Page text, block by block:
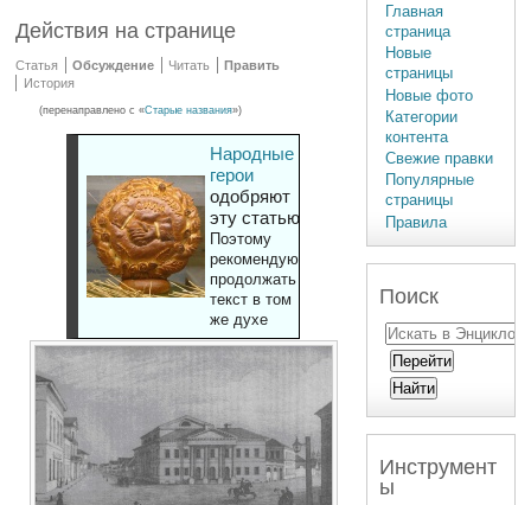
Действия на странице
Статья Обсуждение Читать
Править
История
(перенаправлено с «Старые названия»)
Народные
герои
одобряют
эту статью
Поэтому
рекомендуют
продолжать
текст в том
же духе
Главная
страница
Новые
страницы
Новые фото
Категории
контента
Свежие правки
Популярные
страницы
Правила
Поиск
Инструмент
ы